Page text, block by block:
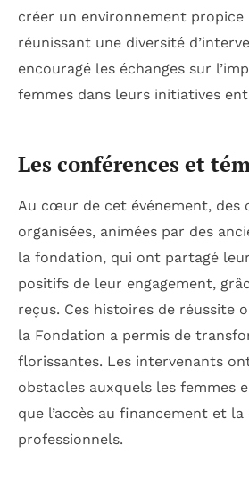
créer un environnement propice
réunissant une diversité
encouragé les échanges sur
femmes dans leurs initiatives
Les conférences et
Au cœur de cet événement, des
organisées, animées par des
la fondation, qui ont partagé
positifs de leur engagement,
reçus. Ces histoires de réussite
la Fondation a permis de
florissantes. Les intervenants
obstacles auxquels les femmes
que l’accès au financement et
professionnels.